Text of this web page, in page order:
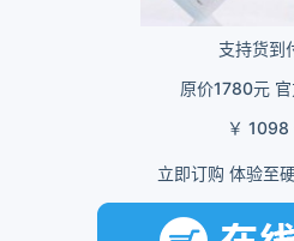
支持货到
原价1780元
￥ 1098
立即订购 体验至